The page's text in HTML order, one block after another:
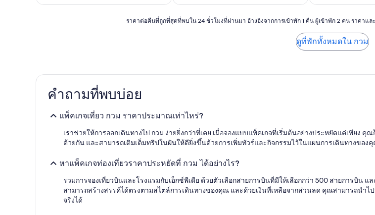
ที่
พบใน
ชั่วโมง
ราคาต่อคืนที่ถูกที่สุดที่พบใน 24 ชั่วโมงที่ผ่านมา อ้างอิงจากการเข้าพัก 1 คืน ผู้เข้าพัก 2 คน ราคาแ
ดูที่พักทั้งหมดใน กวม
คำถามที่พบบ่อย
แพ็คเกจเที่ยว กวม ราคาประมาณเท่าไหร่?
เราช่วยให้การออกเดินทางไป กวม ง่ายยิ่งกว่าที่เคย เมื่อจองแบบแพ็คเกจที่เริ่มต้นอย่างประหยัดแค่เพียง
ด้วยกัน และสามารถเติมเต็มทริปในฝันให้ดียิ่งขึ้นด้วยการเพิ่มทัวร์และกิจกรรมไว้ในแผนการเดินทางของ
หาแพ็คเกจท่องเที่ยวราคาประหยัดที่ กวม ได้อย่างไร?
รวมการจองเที่ยวบินและโรงแรมกับเอ็กซ์พีเดีย ด้วยตัวเลือกสายการบินที่มีให้เลือกกว่า 500 สายการบิน
สามารถสร้างสรรค์ได้ตรงตามสไตล์การเดินทางของคุณ และด้วยเงินที่เหลือจากส่วนลด คุณสามารถนำ
จริงได้